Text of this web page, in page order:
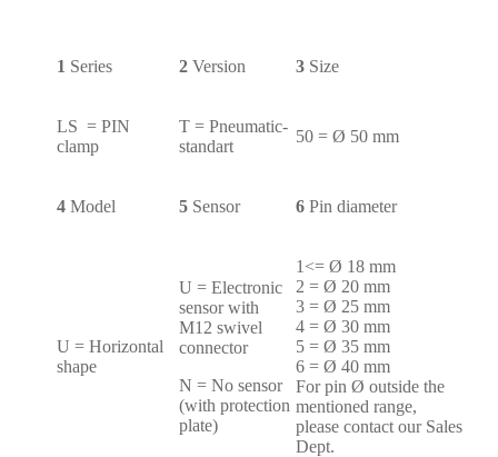
1 Series 2 Version 3 Size
LS = PIN
clamp
T = Pneumatic-
standart
50 = Ø 50 mm
4 Model 5 Sensor 6 Pin diameter
U = Horizontal
shape
U = Electronic
sensor with
M12 swivel
connector
N = No sensor
(with protection
plate)
1<= Ø 18 mm
2 = Ø 20 mm
3 = Ø 25 mm
4 = Ø 30 mm
5 = Ø 35 mm
6 = Ø 40 mm
For pin Ø outside the
mentioned range,
please contact our Sales
Dept.